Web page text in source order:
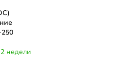
2 недели